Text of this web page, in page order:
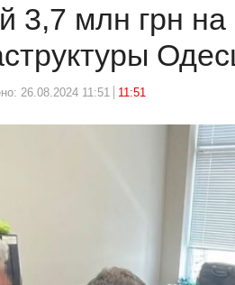
3,7 млн ​​грн
26.08.2024 11:51 11:51